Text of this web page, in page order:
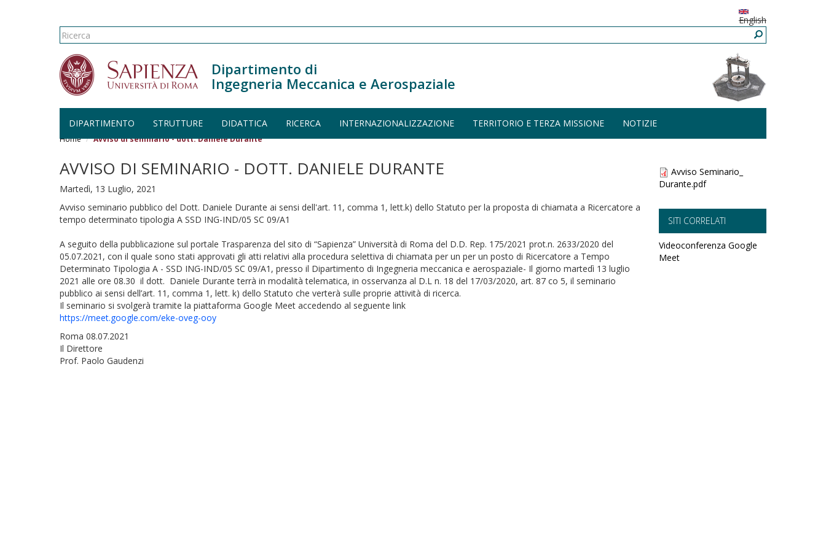
Salta al contenuto principale
English
Form di ricerca
Ricerca
Dipartimento di
Ingegneria Meccanica e Aerospaziale
DIPARTIMENTO STRUTTURE DIDATTICA RICERCA INTERNAZIONALIZZAZIONE TERRITORIO E TERZA MISSIONE NOTIZIE
Home Avviso di seminario - dott. Daniele Durante
AVVISO DI SEMINARIO - DOTT. DANIELE DURANTE
Martedì, 13 Luglio, 2021
Avviso seminario pubblico del Dott. Daniele Durante ai sensi dell'art. 11, comma 1, lett.k) dello Statuto per la proposta di chiamata a Ricercatore a
tempo determinato tipologia A SSD ING-IND/05 SC 09/A1
A seguito della pubblicazione sul portale Trasparenza del sito di “Sapienza” Università di Roma del D.D. Rep. 175/2021 prot.n. 2633/2020 del
05.07.2021, con il quale sono stati approvati gli atti relativi alla procedura selettiva di chiamata per un per un posto di Ricercatore a Tempo
Determinato Tipologia A - SSD ING-IND/05 SC 09/A1, presso il Dipartimento di Ingegneria meccanica e aerospaziale- Il giorno martedì 13 luglio
2021 alle ore 08.30 il dott. Daniele Durante terrà in modalità telematica, in osservanza al D.L n. 18 del 17/03/2020, art. 87 co 5, il seminario
pubblico ai sensi dell’art. 11, comma 1, lett. k) dello Statuto che verterà sulle proprie attività di ricerca.
Il seminario si svolgerà tramite la piattaforma Google Meet accedendo al seguente link
https://meet.google.com/eke-oveg-ooy
Roma 08.07.2021
Il Direttore
Prof. Paolo Gaudenzi
Avviso Seminario_
Durante.pdf
SITI CORRELATI
Videoconferenza Google
Meet